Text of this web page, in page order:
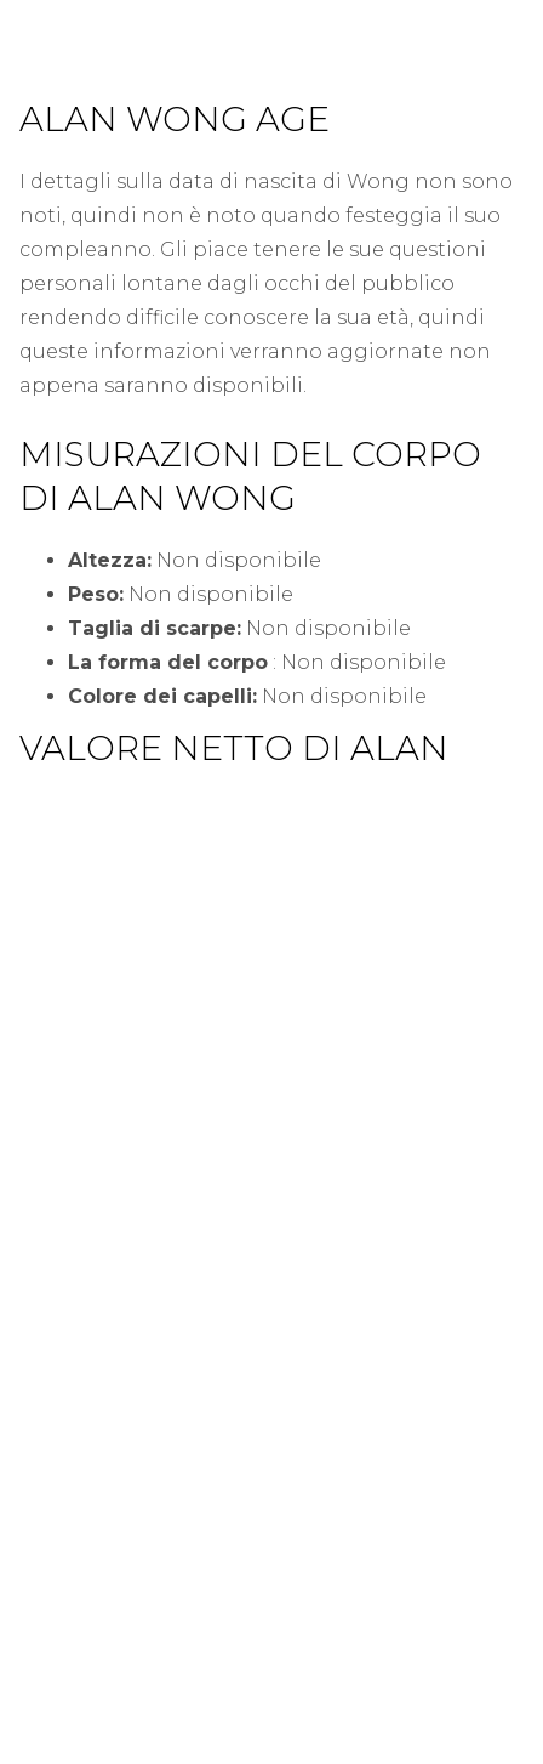
ALAN WONG AGE
I dettagli sulla data di nascita di Wong non sono
noti, quindi non è noto quando festeggia il suo
compleanno. Gli piace tenere le sue questioni
personali lontane dagli occhi del pubblico
rendendo difficile conoscere la sua età, quindi
queste informazioni verranno aggiornate non
appena saranno disponibili.
MISURAZIONI DEL CORPO
DI ALAN WONG
Altezza: Non disponibile
Peso: Non disponibile
Taglia di scarpe: Non disponibile
La forma del corpo : Non disponibile
Colore dei capelli: Non disponibile
VALORE NETTO DI ALAN